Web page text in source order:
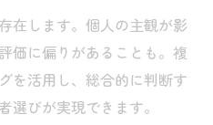
在します。個人の主観が影
価に偏りがあることも。複
を活用し、総合的に判断す
選びが実現できます。